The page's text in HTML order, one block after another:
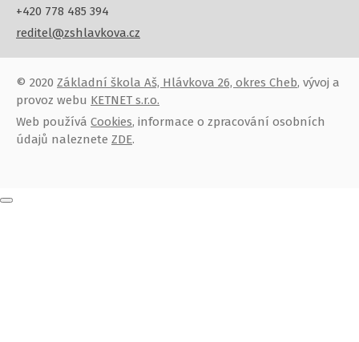
+420 778 485 394
reditel@zshlavkova.cz
© 2020 Základní škola Aš, Hlávkova 26, okres Cheb, vývoj a
provoz webu KETNET s.r.o.
Web používá Cookies, informace o zpracování osobních
údajů naleznete ZDE.